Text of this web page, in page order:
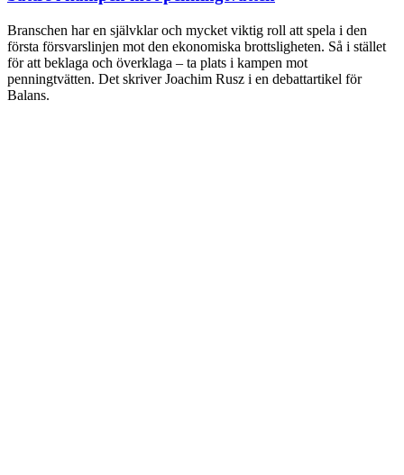
Branschen har en självklar och mycket viktig roll att spela i den
första försvarslinjen mot den ekonomiska brottsligheten. Så i stället
för att beklaga och överklaga – ta plats i kampen mot
penningtvätten. Det skriver Joachim Rusz i en debattartikel för
Balans.